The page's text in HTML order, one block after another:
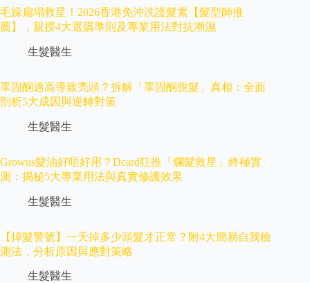
毛躁扁塌救星！2026香港免沖洗護髮素【髮型師推
薦】，親授4大選購準則及專業用法對抗潮濕
生髮醫生
睪固酮過高導致禿頭？拆解「睪固酮脫髮」真相：全面
剖析5大成因與逆轉對策
生髮醫生
Growus髮油好唔好用？Dcard狂推「爛髮救星」終極實
測：揭秘5大專業用法與真實修護效果
生髮醫生
【掉髮警號】一天掉多少頭髮才正常？附4大簡易自我檢
測法，分析原因與應對策略
生髮醫生